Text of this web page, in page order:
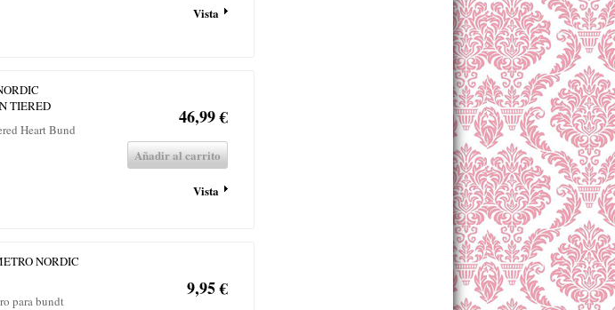
Vista
TIERED
Heart Bund
46,99 €
Añadir al carrito
Vista
NORDIC
para bundt
9,95 €